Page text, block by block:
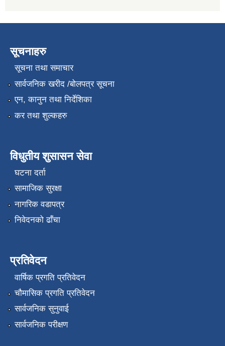
सूचनाहरु
सूचना तथा समाचार
सार्वजनिक खरीद /बोलपत्र सूचना
एन, कानुन तथा निर्देशिका
कर तथा शुल्कहरु
विधुतीय शुसासन सेवा
घटना दर्ता
सामाजिक सुरक्षा
नागरिक वडापत्र
निवेदनको ढाँचा
प्रतिवेदन
वार्षिक प्रगति प्रतिवेदन
चौमासिक प्रगति प्रतिवेदन
सार्वजनिक सुनुवाई
सार्वजनिक परीक्षण